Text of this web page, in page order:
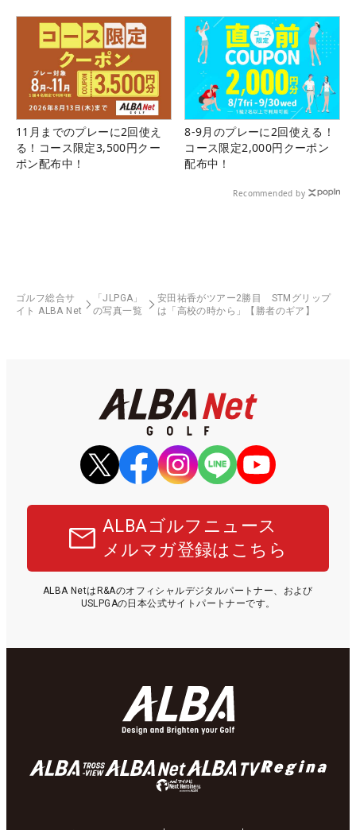
11月までのプレーに2回使え
る！コース限定3,500円クー
ポン配布中！
8-9月のプレーに2回使える！
コース限定2,000円クーポン
配布中！
Recommended by
ゴルフ総合サ
イト ALBA Net
「JLPGA」
の写真一覧
安田祐香がツアー2勝目 STMグリップ
は「高校の時から」【勝者のギア】
ALBAゴルフニュース
メルマガ登録はこちら
ALBA NetはR&Aのオフィシャルデジタルパートナー、および
USLPGAの日本公式サイトパートナーです。